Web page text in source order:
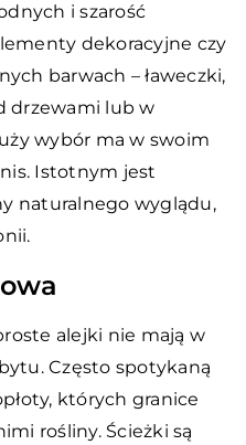
i szarość
dekoracyjne czy
barwach – ławeczki,
drzewami lub w
wybór ma w swoim
Istotnym jest
naturalnego wyglądu,
alejki nie mają w
Często spotykaną
których granice
rośliny. Ścieżki są